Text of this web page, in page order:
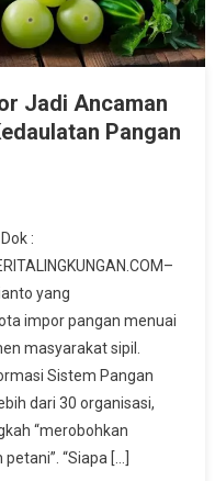
Jadi Ancaman
Pangan
Kuota
Petani
Dan
Pangan
:
yang
impor pangan menuai
masyarakat sipil.
Sistem Pangan
dari 30 organisasi,
“merobohkan
“Siapa […]